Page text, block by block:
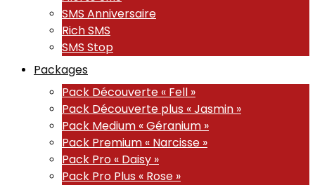
SMS Anniversaire
Rich SMS
SMS Stop
Packages
Pack Découverte « Fell »
Pack Découverte plus « Jasmin »
Pack Medium « Géranium »
Pack Premium « Narcisse »
Pack Pro « Daisy »
Pack Pro Plus « Rose »